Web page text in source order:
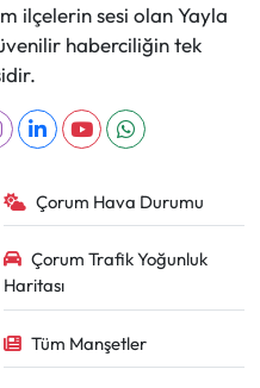
ilçelerin sesi olan Yayla
haberciliğin tek
Çorum Hava Durumu
Çorum Trafik Yoğunluk
Haritası
Tüm Manşetler